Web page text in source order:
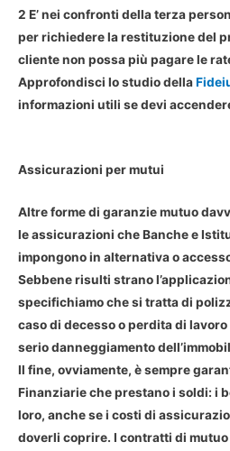
2 E’ nei confronti della terza
per richiedere la restituzione del
cliente non possa più pagare le
Approfondisci lo studio della
informazioni utili se devi
Assicurazioni per mutui
Altre forme di garanzie mutuo
le assicurazioni che Banche e
impongono in alternativa o
Sebbene risulti strano
specifichiamo che si tratta di
caso di decesso o perdita di
serio danneggiamento
Il fine, ovviamente, è sempre
Finanziarie che prestano i soldi: i
loro, anche se i costi di
doverli coprire. I contratti di